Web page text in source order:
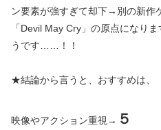
ン要素が強すぎて却下→別の新作
「Devil May Cry」の原点になり
うです……！！
★結論から言うと、おすすめは、
映像やアクション重視→ ５